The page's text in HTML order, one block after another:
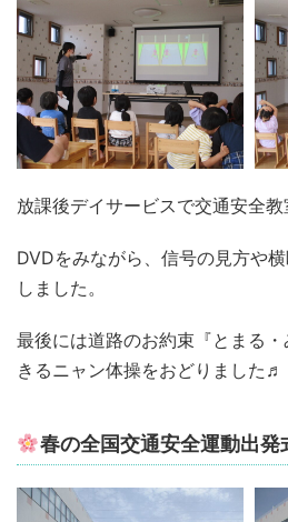
放課後デイサービスで交通安全教
DVDをみながら、信号の見方や
しました。
最後には道路のお約束『とまる
きるニャン体操をおどりました♬
春の全国交通安全運動出発